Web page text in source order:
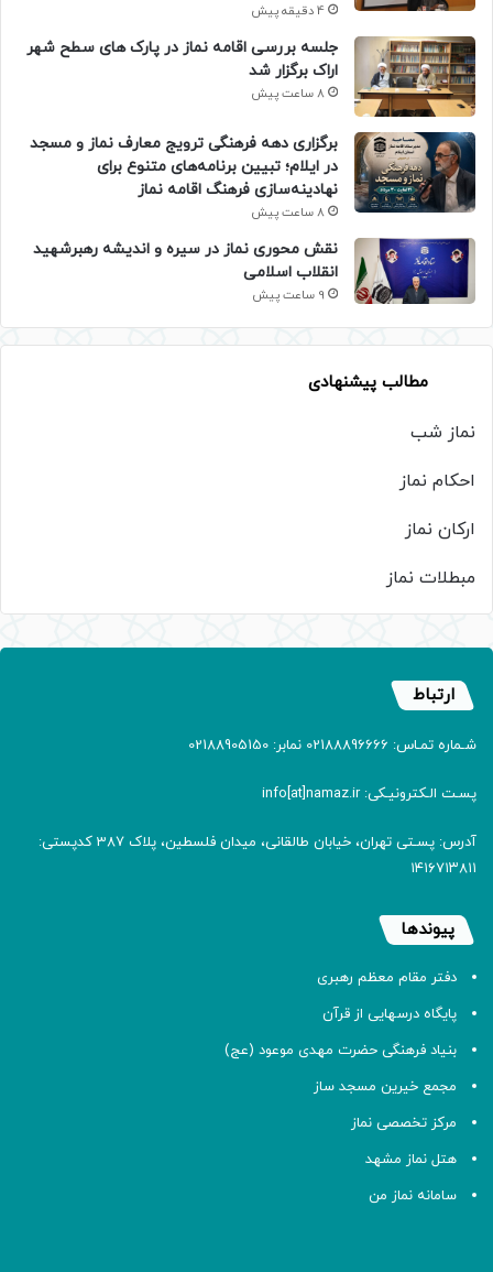
4 دقیقه پیش
جلسه بررسی اقامه نماز در پارک های سطح شهر
اراک برگزار شد
8 ساعت پیش
برگزاری دهه فرهنگی ترویج معارف نماز و مسجد
در ایلام؛ تبیین برنامه‌های متنوع برای
نهادینه‌سازی فرهنگ اقامه نماز
8 ساعت پیش
نقش محوری نماز در سیره و اندیشه رهبرشهید
انقلاب اسلامی
9 ساعت پیش
مطالب پیشنهادی
نماز شب
احکام نماز
ارکان نماز
مبطلات نماز
ارتباط
شـماره تمـاس: 02188896666 نمابر: 02188905150
پسـت الـکترونیـکی: info[at]namaz.ir
آدرس: پسـتی تهران، خیابان طالقانی، میدان فلسطین، پلاک 387 کدپستی:
۱۴۱۶۷۱۳۸۱۱
پیوندها
دفتر مقام معظم رهبری
پایگاه درسهایی از قرآن
بنیاد فرهنگی حضرت مهدی موعود (عج)
مجمع خیرین مسجد ساز
مرکز تخصصی نماز
هتل نماز مشهد
سامانه نماز من